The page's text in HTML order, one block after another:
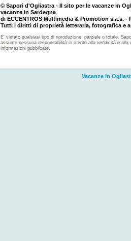
© Sapori d'Ogliastra - Il sito per le vacanze in
vacanze in Sardegna
di ECCENTROS Multimedia & Promotion s.a.s. -
Tutti i diritti di proprietà letteraria, fotografica e
E' vietato qualsiasi tipo di riproduzione, parziale o totale.
assume nessuna responsabilità in merito alla veridicità e alla
informazioni pubblicate.
Vacanze in